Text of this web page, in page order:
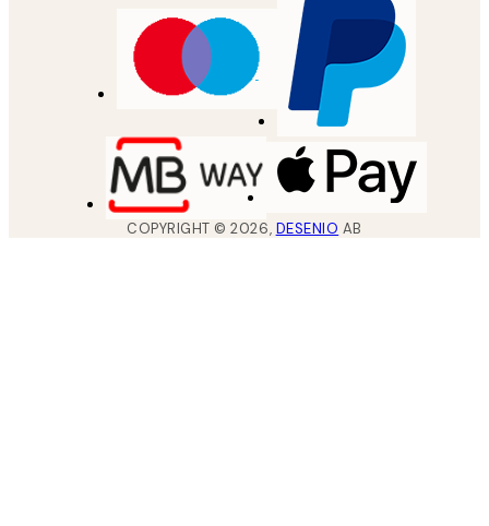
COPYRIGHT ©2026, DESENIO AB